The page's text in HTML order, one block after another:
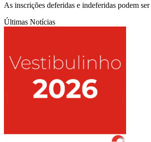
As inscrições deferidas e indeferidas podem
Últimas Notícias